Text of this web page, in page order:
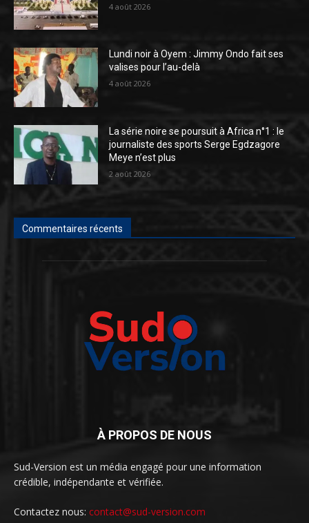
4 août 2026
Lundi noir à Oyem : Jimmy Ondo fait ses
valises pour l’au-delà
4 août 2026
La série noire se poursuit à Africa n°1 : le
journaliste des sports Serge Egdzagore
Meye n’est plus
2 août 2026
Commentaires récents
À PROPOS DE NOUS
Sud-Version est un média engagé pour une information
crédible, indépendante et vérifiée.
Contactez nous: contact@sud-version.com